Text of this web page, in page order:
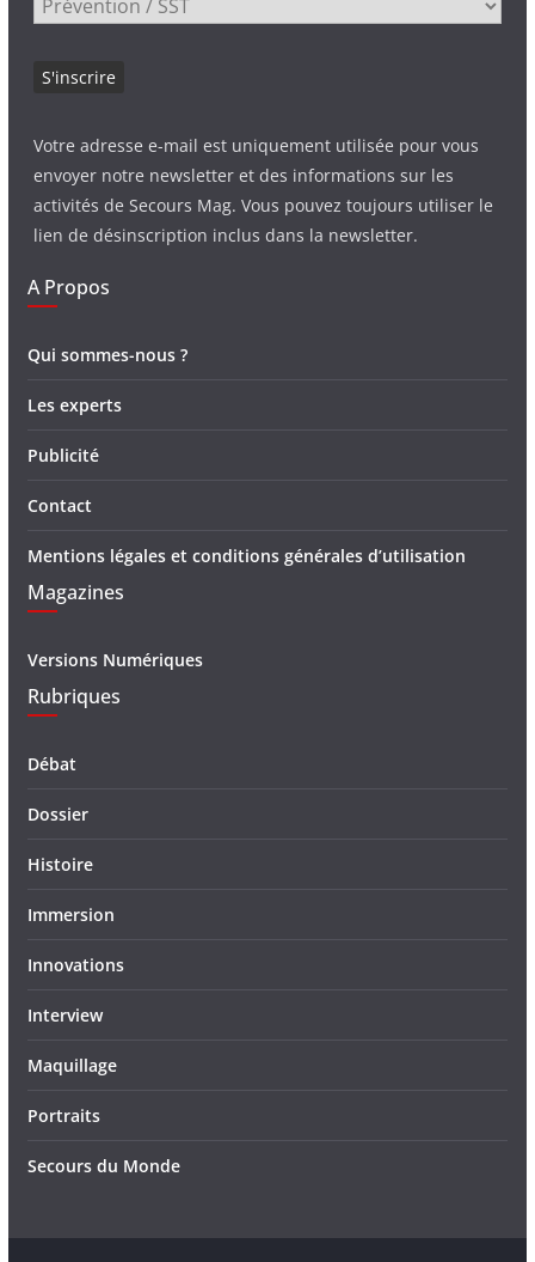
Votre adresse e-mail est uniquement utilisée pour vous
envoyer notre newsletter et des informations sur les
activités de Secours Mag. Vous pouvez toujours utiliser le
lien de désinscription inclus dans la newsletter.
A Propos
Qui sommes-nous ?
Les experts
Publicité
Contact
Mentions légales et conditions générales d’utilisation
Magazines
Versions Numériques
Rubriques
Débat
Dossier
Histoire
Immersion
Innovations
Interview
Maquillage
Portraits
Secours du Monde